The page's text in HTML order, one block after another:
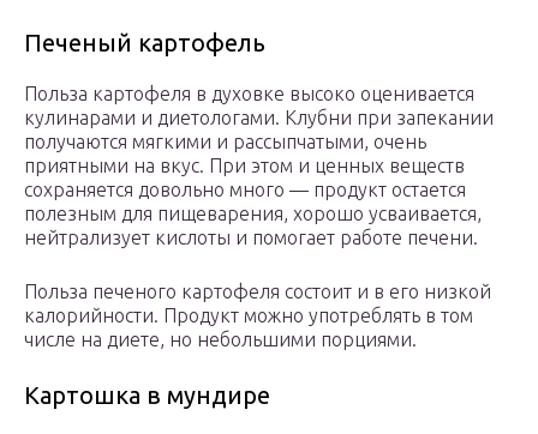
Печеный картофель
Польза картофеля в духовке высоко оценивается
кулинарами и диетологами. Клубни при запекании
получаются мягкими и рассыпчатыми, очень
приятными на вкус. При этом и ценных веществ
сохраняется довольно много — продукт остается
полезным для пищеварения, хорошо усваивается,
нейтрализует кислоты и помогает работе печени.
Польза печеного картофеля состоит и в его низкой
калорийности. Продукт можно употреблять в том
числе на диете, но небольшими порциями.
Картошка в мундире